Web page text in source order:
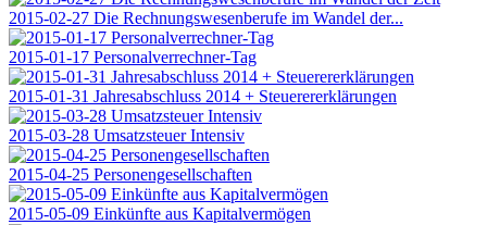
2015-02-27 Die Rechnungswesenberufe im Wandel der...
2015-01-17 Personalverrechner-Tag
2015-01-31 Jahresabschluss 2014 + Steuerererklärungen
2015-03-28 Umsatzsteuer Intensiv
2015-04-25 Personengesellschaften
2015-05-09 Einkünfte aus Kapitalvermögen